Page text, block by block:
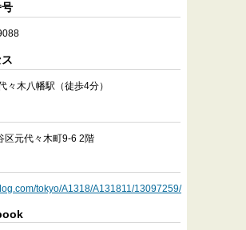
々木八幡駅（徒歩4分）
区元代々木町9-6 2階
tokyo/A1318/A131811/13097259/